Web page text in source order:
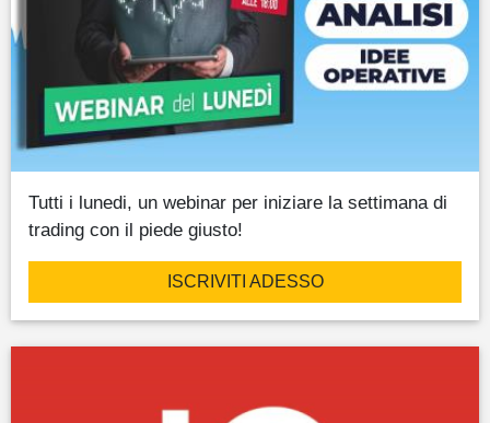
Tutti i lunedi, un webinar per iniziare la settimana di
trading con il piede giusto!
ISCRIVITI ADESSO